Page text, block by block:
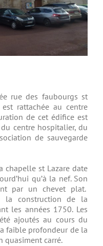
rue des faubourgs st
rattachée au centre
de cet édifice est
centre hospitalier, du
de sauvegarde
chapelle st Lazare date
qu’à la nef. Son
par un chevet plat.
la construction de la
les années 1750. Les
ajoutés au cours du
faible profondeur de la
quasiment carré.